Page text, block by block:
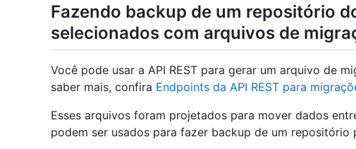
Fazendo backup de um repositório
selecionados com arquivos de
Você pode usar a API REST para gerar um arquivo de
saber mais, confira Endpoints da API REST para
Esses arquivos foram projetados para mover dados
podem ser usados para fazer backup de um repositório